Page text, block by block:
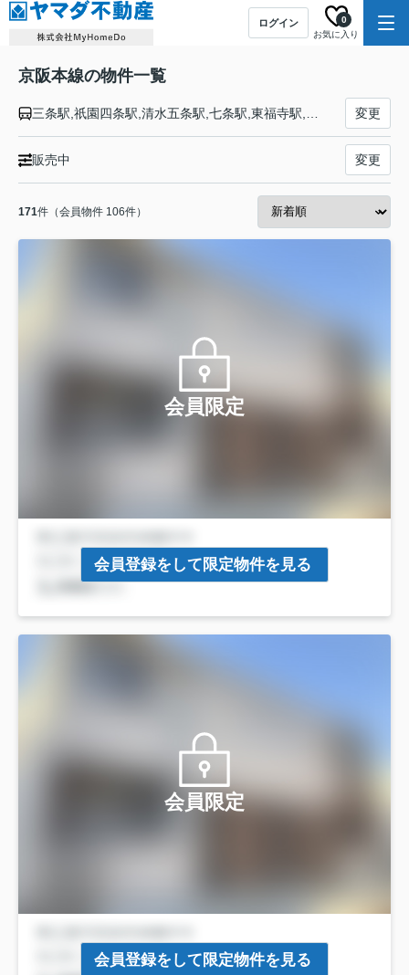
ログイン
お気に入り
0
京阪本線の物件一覧
変更
販売中 変更
171件（会員物件 106件）
会員限定
会員登録をして限定物件を見る
会員限定
会員登録をして限定物件を見る